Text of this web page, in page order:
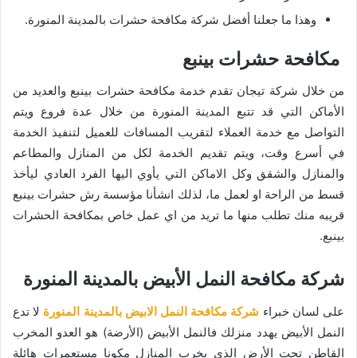
وهذا ما جعلنا أفضل شركة مكافحة حشرات بالمدينة المنورة.
مكافحة حشرات بينبع
من خلال شركة تيجان تقدم خدمة مكافحة حشرات بينبع والعديد من
الأماكن التي قد تتبع المدينة المنورة من خلال عدة فروع ويتم
التواصل مع خدمة العملاء لتقريب المسافات للعميل لتنفيذ الخدمة
في أسرع وقت، ويتم تقديم الخدمة لكل من المنازل والمطاعم
والمنازل والشقق وكل الاماكن التي يأوي اليها الفرد العادي ليأخذ
قسط من الراحة او لعمل ما، لذلك انشأنا مؤسسة رش حشرات بينبع
قريبه منك تطلب منها ما تريد من اي عمل خاص بمكافحة الحشرات
بينبع.
شركة مكافحة النمل الأبيض بالمدينة المنورة
على لسان خبراء شركة مكافحة النمل الابيض بالمدينة المنورة لا تدع
النمل الأبيض يهدد منزلك فالنمل الأبيض (الأرضة) هو العدو المخرب
القاطن تحت الأرض الذي يخرب المنازل مكونا مستعمرات هائلة